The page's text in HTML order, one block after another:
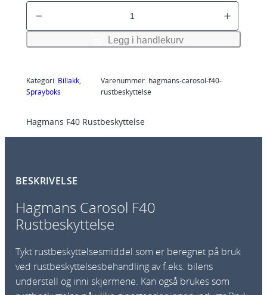
H
n
s
a
o
F
4
0
R
u
Legg i handlekurv
Kategori: Billakk
Sprayboks
Varenummer: hagmans-carosol-f40-
rustbeskyttelse
Hagmans F40 Rustbeskyttelse
BESKRIVELSE
Hagmans Carosol F40
Rustbeskyttelse
Tykt rustbeskyttelsesmiddel som er beregnet på bruk
ved rustbeskyttelsesbehandling av f.eks. bilens
understell og inni skjermene. Kan også brukes som